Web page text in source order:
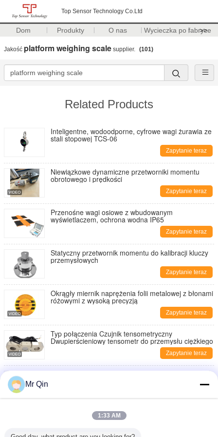
Top Sensor Technology Co.Ltd
Dom Produkty O nas Wycieczka po fabryce
>>
Jakość platform weighing scale supplier. (101)
Related Products
Inteligentne, wodoodporne, cyfrowe wagi żurawia ze
stali stopowej TCS-06
Zapytanie teraz
Niewiązkowe dynamiczne przetworniki momentu
obrotowego i prędkości
Zapytanie teraz
Przenośne wagi osiowe z wbudowanym
wyświetlaczem, ochrona wodna IP65
Zapytanie teraz
Statyczny przetwornik momentu do kalibracji kluczy
przemysłowych
Zapytanie teraz
Okrągły miernik naprężenia folii metalowej z błonami
różowymi z wysoką precyzją
Zapytanie teraz
Typ połączenia Czujnik tensometryczny
Dwupierścieniowy tensometr do przemysłu ciężkiego
Zapytanie teraz
Max Capacity 20.000kg Portable Axle Scale Portable
Weighing for Various Applications
Mr Qin
1:33 AM